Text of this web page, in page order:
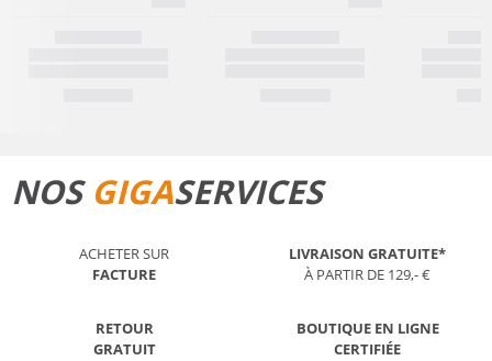
NOS GIGASERVICES
ACHETER SUR
FACTURE
LIVRAISON GRATUITE*
À PARTIR DE 129,- €
RETOUR
GRATUIT
BOUTIQUE EN LIGNE
CERTIFIÉE